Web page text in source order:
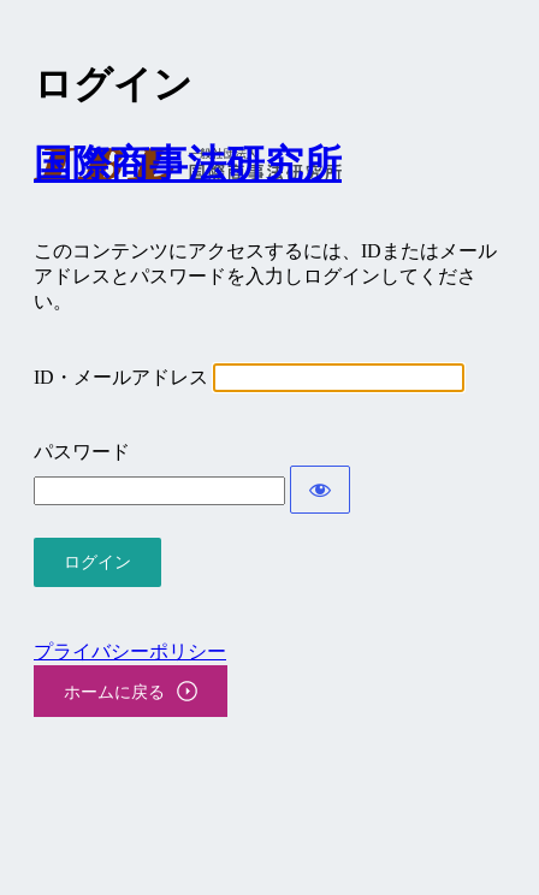
ログイン
国際商事法研究所
このコンテンツにアクセスするには、IDまたはメール
アドレスとパスワードを入力しログインしてくださ
い。
ID・メールアドレス
パスワード
プライバシーポリシー
ホームに戻る